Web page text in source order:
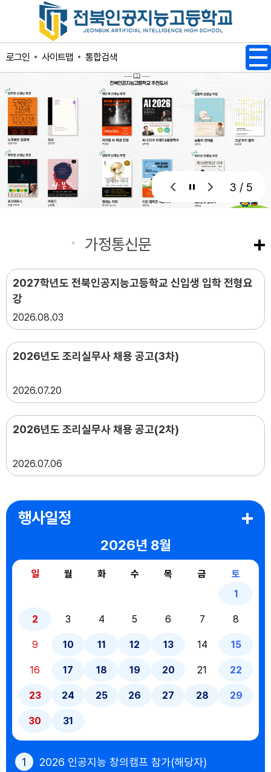
로그인 사이트맵 통합검색
3 / 5
가정통신문
2027학년도 전북인공지능고등학교 신입생 입학 전형요
강
2026 08.03
2026년도 조리실무사 채용 공고(3차)
2026 07.20
2026년도 조리실무사 채용 공고(2차)
2026 07.06
행사일정
2026년 8월
일 월 화 수 목 금
토
1
2 3 4 5 6 7 8
9 10 11 12 13 14 15
16 17 18 19 20 21 22
23 24 25 26 27 28 29
30 31
1
2026 인공지능 창의캠프 참가(해당자)